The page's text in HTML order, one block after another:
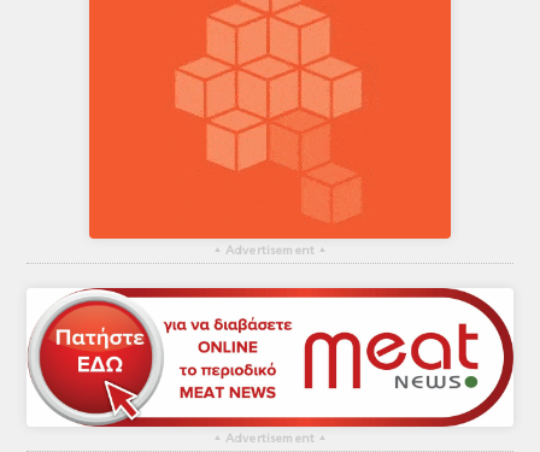
▴ Advertisement ▴
▴ Advertisement ▴